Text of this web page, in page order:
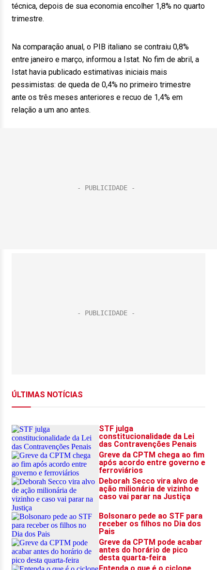
técnica, depois de sua economia encolher 1,8% no quarto
trimestre.
Na comparação anual, o PIB italiano se contraiu 0,8%
entre janeiro e março, informou a Istat. No fim de abril, a
Istat havia publicado estimativas iniciais mais
pessimistas: de queda de 0,4% no primeiro trimestre
ante os três meses anteriores e recuo de 1,4% em
relação a um ano antes.